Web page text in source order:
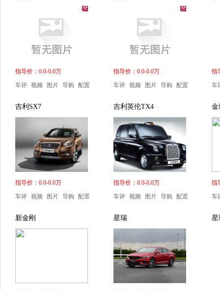
指导价：0.0-0.0万
车评 视频 图片 导购 配置
指导价：0.0-0.0万
车评 视频 图片 导购 配置
指
车
吉利SX7
指导价：0.0-0.0万
车评 视频 图片 导购 配置
吉利英伦TX4
指导价：0.0-0.0万
车评 视频 图片 导购 配置
金
指
车
新金刚 星瑞 星